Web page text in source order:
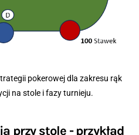
pokerowej dla zakresu rąk
na stole i fazy turnieju.
przy stole - przykład